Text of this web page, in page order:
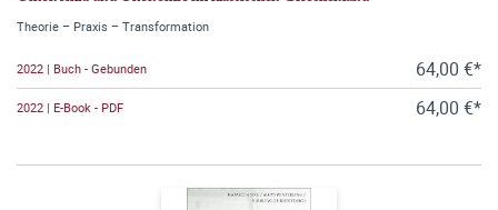
Theorie – Praxis – Transformation
2022 | Buch - Gebunden 64,00 €*
2022 | E-Book - PDF 64,00 €*